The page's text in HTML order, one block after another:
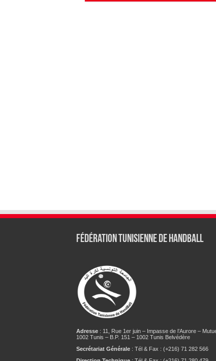
Fédération tunisienne de Handball
Adresse: 11, Rue 1er juin – Impasse de l’Aurore –
1002 Tunis – B.P. 151 – 1002 Tunis Belvédère
Secrétariat Générale: Tél & Fax : (+216) 71 282 566